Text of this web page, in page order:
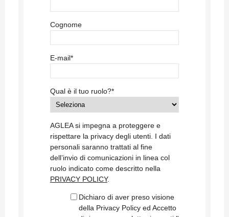
Cognome
E-mail*
Qual è il tuo ruolo?*
AGLEA si impegna a proteggere e
rispettare la privacy degli utenti. I dati
personali saranno trattati al fine
dell’invio di comunicazioni in linea col
ruolo indicato come descritto nella
PRIVACY POLICY.
Dichiaro di aver preso visione
della Privacy Policy ed Accetto